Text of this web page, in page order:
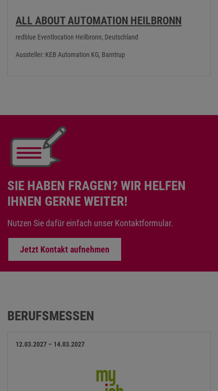
ALL ABOUT AUTOMATION HEILBRONN
redblue Eventlocation Heilbronn, Deutschland
Aussteller: KEB Automation KG, Barntrup
SIE HABEN FRAGEN? WIR HELFEN
IHNEN GERNE WEITER!
Nutzen Sie dafür einfach unser Kontaktformular.
Jetzt Kontakt aufnehmen
BERUFSMESSEN
12.03.2027 – 14.03.2027